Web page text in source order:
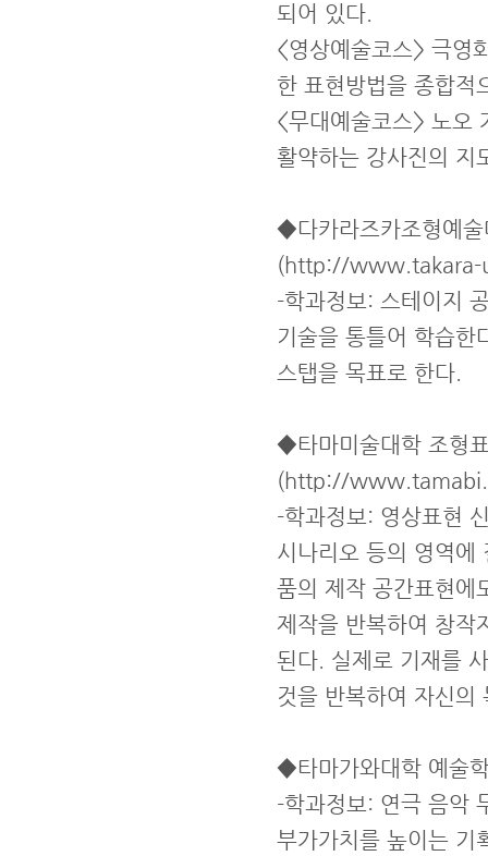
되어 있다.
<영상예술코스> 극영
한 표현방법을 종합적
<무대예술코스> 노오
활약하는 강사진의 지
◆다카라즈카조형예
(http://www.takara-
-학과정보: 스테이지
기술을 통틀어 학습한
스탭을 목표로 한다.
◆타마미술대학 조형
(http://
-학과정보: 영상표현
시나리오 등의 영역에
품의 제작 공간표현에
제작을 반복하여 창작
된다. 실제로 기재를
것을 반복하여 자신의
◆타마가와대학 예
-학과정보: 연극 음악
부가가치를 높이는 기